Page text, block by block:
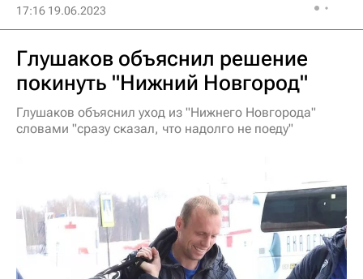
17:16 19.06.2023
Глушаков объяснил решение
покинуть "Нижний Новгород"
Глушаков объяснил уход из "Нижнего Новгорода"
словами "сразу сказал, что надолго не поеду"